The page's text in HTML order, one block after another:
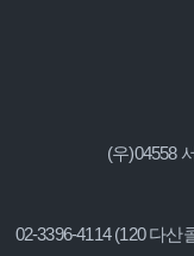
(우)04558
02-3396-4114 (120 다